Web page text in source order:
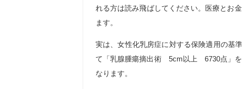
れる方は読み飛ばしてください。医療とお
ます。
実は、女性化乳房症に対する保険適用の基
て「乳腺腫瘍摘出術 5cm以上 6730点」
なります。